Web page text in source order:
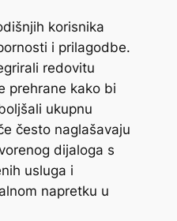
korisnika
i prilagodbe.
redovitu
prehrane kako bi
ukupnu
često naglašavaju
dijaloga s
usluga i
napretku u